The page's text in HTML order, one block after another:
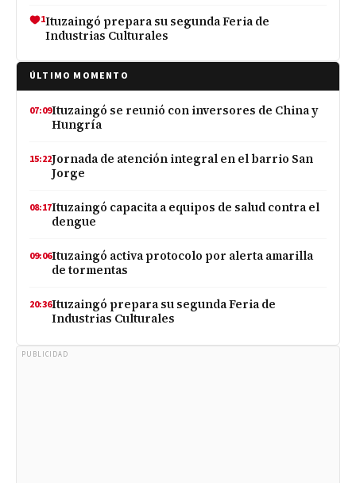
1Ituzaingó prepara su segunda Feria de
Industrias Culturales
ÚLTIMO MOMENTO
07:09Ituzaingó se reunió con inversores de China y
Hungría
15:22Jornada de atención integral en el barrio San
Jorge
08:17Ituzaingó capacita a equipos de salud contra el
dengue
09:06Ituzaingó activa protocolo por alerta amarilla
de tormentas
20:36Ituzaingó prepara su segunda Feria de
Industrias Culturales
PUBLICIDAD